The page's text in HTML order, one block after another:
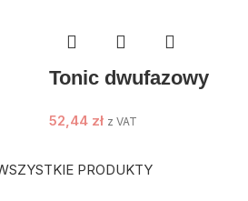
Tonic dwufazowy
52,44 zł z VAT
PRODUKTY